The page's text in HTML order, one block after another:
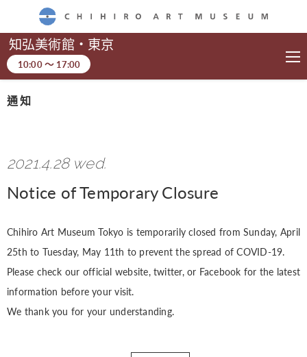
CHIHIRO ART MUSEUM
知弘美術館・東京
10:00～ 17:00
通知
2021.4.28 wed.
Notice of Temporary Closure
Chihiro Art Museum Tokyo is temporarily closed from Sunday, April
25th to Tuesday, May 11th to prevent the spread of COVID-19.
Please check our official website, twitter, or Facebook for the latest
information before your visit.
We thank you for your understanding.